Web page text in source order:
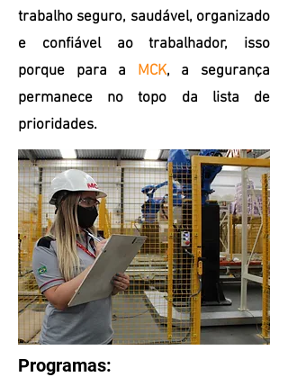
trabalho seguro, saudável, organizado
e confiável ao trabalhador, isso
porque para a MCK, a segurança
permanece no topo da lista de
prioridades.
Programas: